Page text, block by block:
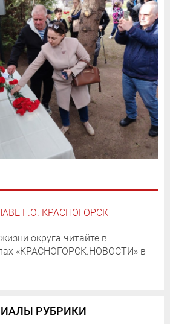
Г.О. КРАСНОГОРСК
округа читайте в
«КРАСНОГОРСК.НОВОСТИ» в
РУБРИКИ